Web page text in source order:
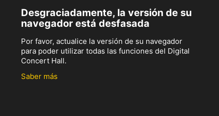
Desgraciadamente, la versión de su
navegador está desfasada
Por favor, actualice la versión de su navegador
para poder utilizar todas las funciones del Digital
Concert Hall.
Saber más